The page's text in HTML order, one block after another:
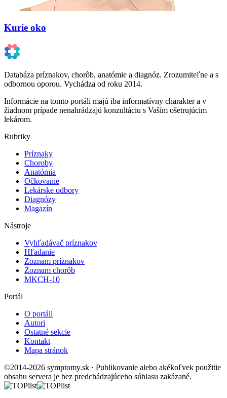
Kurie oko
Databáza príznakov, chorôb, anatómie a diagnóz. Zrozumiteľne a s
odbornou oporou. Vychádza od roku 2014.
Informácie na tomto portáli majú iba informatívny charakter a v
žiadnom prípade nenahrádzajú konzultáciu s Vaším ošetrujúcim
lekárom.
Rubriky
Príznaky
Choroby
Anatómia
Očkovanie
Lekárske odbory
Diagnózy
Magazín
Nástroje
Vyhľadávač príznakov
Hľadanie
Zoznam príznakov
Zoznam chorôb
MKCH-10
Portál
O portáli
Autori
Ostatné sekcie
Kontakt
Mapa stránok
©2014-2026 symptomy.sk · Publikovanie alebo akékoľvek použitie
obsahu servera je bez predchádzajúceho súhlasu zakázané.